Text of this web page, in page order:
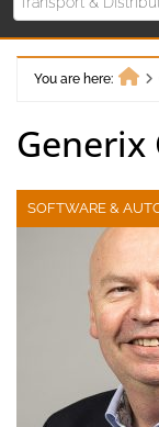
You are here:
Generix
SOFTWARE &